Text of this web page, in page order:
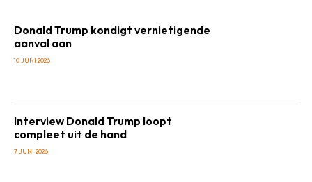
Donald Trump kondigt vernietigende
aanval aan
10 JUNI 2026
Interview Donald Trump loopt
compleet uit de hand
7 JUNI 2026